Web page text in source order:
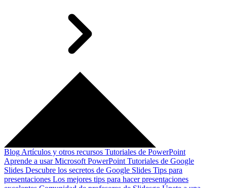
Blog Artículos y otros recursos Tutoriales de PowerPoint
Aprende a usar Microsoft PowerPoint Tutoriales de Google
Slides Descubre los secretos de Google Slides Tips para
presentaciones Los mejores tips para hacer presentaciones